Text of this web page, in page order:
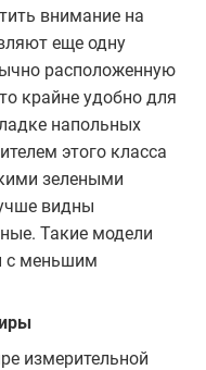
внимание на
еще одну
расположенную
крайне удобно для
напольных
этого класса
зелеными
видны
Такие модели
с меньшим
измерительной